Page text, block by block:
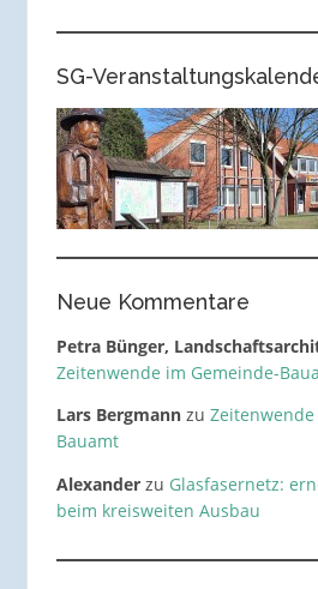
SG-
Neue Kommentare
Petra Bünger,
Zeitenwende im Gemeinde-
Lars Bergmannzu
Bauamt
Alexanderzu Glasfasernetz:
beim kreisweiten Ausbau